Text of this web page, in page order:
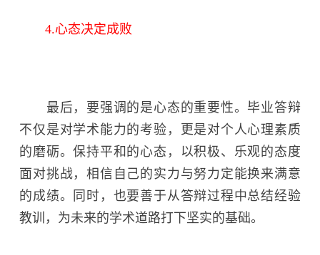
4.心态决定成败
最后，要强调的是心态的重要性。毕业答辩
不仅是对学术能力的考验，更是对个人心理素质
的磨砺。保持平和的心态，以积极、乐观的态度
面对挑战，相信自己的实力与努力定能换来满意
的成绩。同时，也要善于从答辩过程中总结经验
教训，为未来的学术道路打下坚实的基础。